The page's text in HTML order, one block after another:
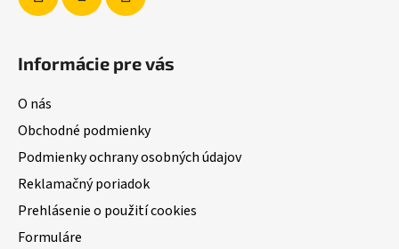
Informácie pre vás
O nás
Obchodné podmienky
Podmienky ochrany osobných údajov
Reklamačný poriadok
Prehlásenie o použití cookies
Formuláre